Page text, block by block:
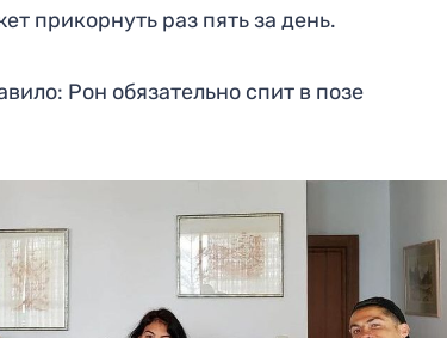
прикорнуть раз пять за день.
Рон обязательно спит в позе